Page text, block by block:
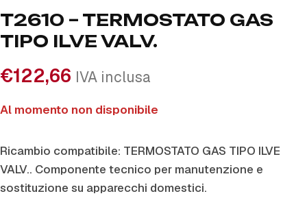
T2610 – TERMOSTATO GAS
TIPO ILVE VALV.
€122,66 IVA inclusa
Al momento non disponibile
Ricambio compatibile: TERMOSTATO GAS TIPO ILVE
VALV.. Componente tecnico per manutenzione e
sostituzione su apparecchi domestici.